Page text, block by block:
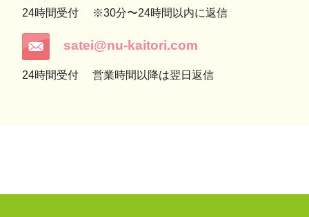
24時間受付 ※30分〜24時間以内に返信
satei@nu-kaitori.com
24時間受付 営業時間以降は翌日返信